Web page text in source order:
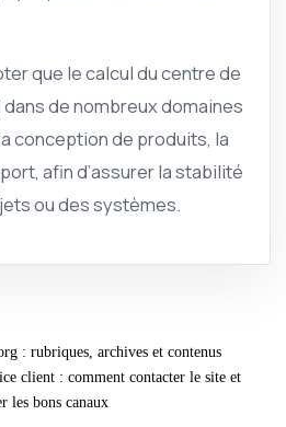
que le calcul du centre de
de nombreux domaines
conception de produits, la
afin d’assurer la stabilité
ou des systèmes.
: rubriques, archives et contenus
client : comment contacter le site et
les bons canaux